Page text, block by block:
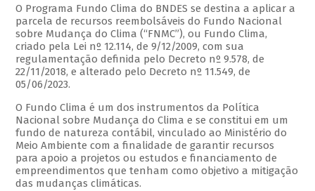
O Programa Fundo Clima do BNDES se destina a aplicar a
parcela de recursos reembolsáveis do Fundo Nacional
sobre Mudança do Clima (“FNMC”), ou Fundo Clima,
criado pela Lei nº 12.114, de 9/12/2009, com sua
regulamentação definida pelo Decreto nº 9.578, de
22/11/2018, e alterado pelo Decreto nº 11.549, de
05/06/2023.
O Fundo Clima é um dos instrumentos da Política
Nacional sobre Mudança do Clima e se constitui em um
fundo de natureza contábil, vinculado ao Ministério do
Meio Ambiente com a finalidade de garantir recursos
para apoio a projetos ou estudos e financiamento de
empreendimentos que tenham como objetivo a mitigação
das mudanças climáticas.